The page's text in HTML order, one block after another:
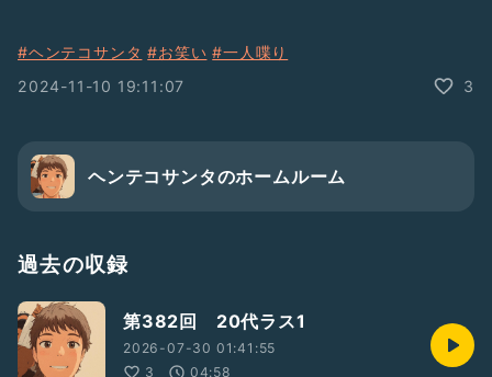
#ヘンテコサンタ #お笑い #一人喋り
2024-11-10 19:11:07
3
ヘンテコサンタのホームルーム
過去の収録
第382回 20代ラス1
2026-07-30 01:41:55
3
04:58